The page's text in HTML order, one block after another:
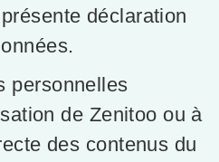
déclaration
personnelles
de Zenitoo ou à
des contenus du